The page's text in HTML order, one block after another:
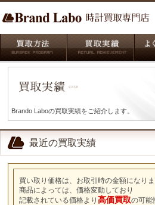
Brando Laboの買取実績をご紹介します。
最近の買取実績
買い取り価格は、お取引時の金額になりま
商品によっては、価格変動しており
記載されている価格より 高価買取の可能